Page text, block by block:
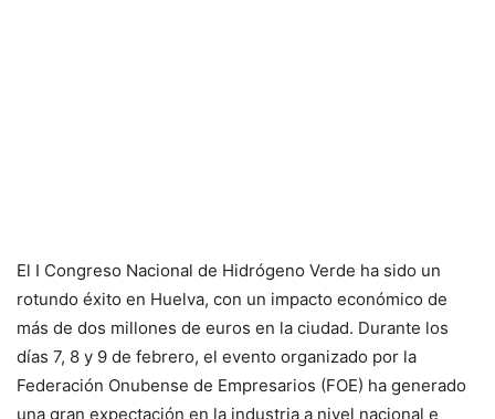
El I Congreso Nacional de Hidrógeno Verde ha sido un
rotundo éxito en Huelva, con un impacto económico de
más de dos millones de euros en la ciudad. Durante los
días 7, 8 y 9 de febrero, el evento organizado por la
Federación Onubense de Empresarios (FOE) ha generado
una gran expectación en la industria a nivel nacional e